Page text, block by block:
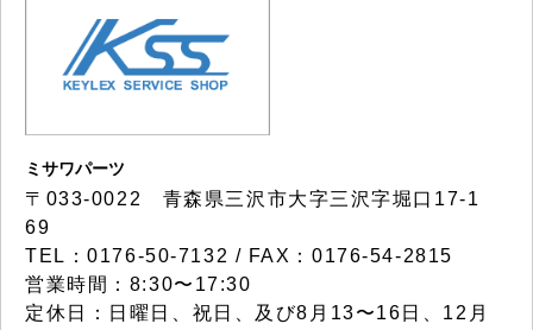
ミサワパーツ
〒033-0022 青森県三沢市大字三沢字堀口17-1
69
TEL：0176-50-7132 / FAX：0176-54-2815
営業時間：8:30〜17:30
定休日：日曜日、祝日、及び8月13〜16日、12月